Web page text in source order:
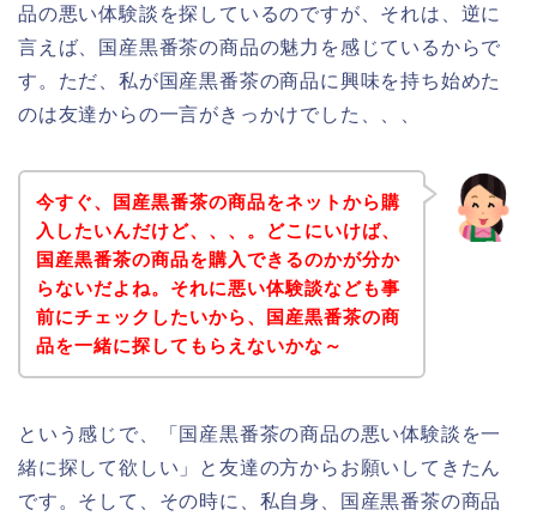
品の悪い体験談を探しているのですが、それは、逆に
言えば、国産黒番茶の商品の魅力を感じているからで
す。ただ、私が国産黒番茶の商品に興味を持ち始めた
のは友達からの一言がきっかけでした、、、
今すぐ、国産黒番茶の商品をネットから購
入したいんだけど、、、。どこにいけば、
国産黒番茶の商品を購入できるのかが分か
らないだよね。それに悪い体験談なども事
前にチェックしたいから、国産黒番茶の商
品を一緒に探してもらえないかな～
という感じで、「国産黒番茶の商品の悪い体験談を一
緒に探して欲しい」と友達の方からお願いしてきたん
です。そして、その時に、私自身、国産黒番茶の商品